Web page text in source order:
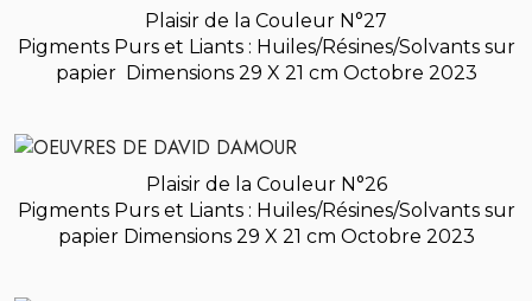
Plaisir de la Couleur N°27
Pigments Purs et Liants : Huiles/Résines/Solvants sur
papier Dimensions 29 X 21 cm Octobre 2023
Plaisir de la Couleur N°26
Pigments Purs et Liants : Huiles/Résines/Solvants sur
papier Dimensions 29 X 21 cm Octobre 2023